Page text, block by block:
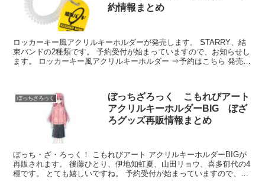
約情報まとめ
ロッカーキー風アクリルキーホルダーが発売します。 STARRY、結
束バンドの2種類です。 予約受付が始まっていますので、お知らせし
ます。 ロッカーキー風アクリルキーホルダー ⇒予約はこちら 発売予
ぼっちざろっく
ぼっちざろっく こもれびアート
アクリルキーホルダーBIG ぼざ
ろグッズ再販情報まとめ
ぼっち・ざ・ろっく！ こもれびアート アクリルキーホルダーBIGが
再販されます。 後藤ひとり、伊地知虹夏、山田リョウ、喜多郁代の4
種です。 とても嬉しいですね。 予約受付が始まっていますので、お